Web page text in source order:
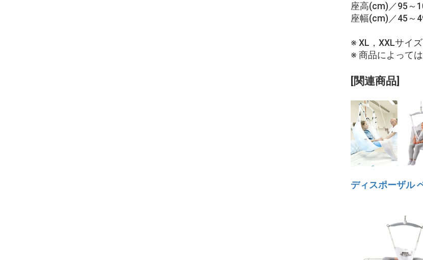
座高(cm)／95～
座幅(cm)／45
※ XL，XXLサイ
※ 商品によって
[関連商品]
ディスポーザル